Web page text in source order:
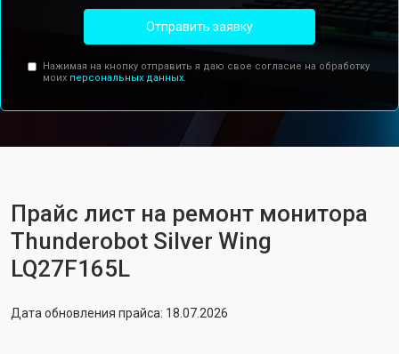
Отправить заявку
Нажимая на кнопку отправить я даю свое согласие на обработку
моих персональных данных.
Прайс лист на ремонт монитора
Thunderobot Silver Wing
LQ27F165L
Дата обновления прайса: 18.07.2026